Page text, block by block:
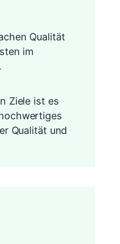
Qualität
im
Ziele ist es
Qualität und